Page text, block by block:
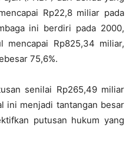
Rp22,8 miliar pada
ini berdiri pada 2000,
mencapai Rp825,34 miliar,
75,6%.
senilai Rp265,49 miliar
ini menjadi tantangan besar
putusan hukum yang